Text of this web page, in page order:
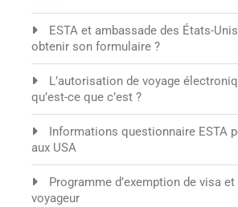
ESTA et ambassade des États-
obtenir son formulaire ?
L’autorisation de voyage
qu’est-ce que c’est ?
Informations questionnaire ESTA
aux USA
Programme d’exemption de visa
voyageur